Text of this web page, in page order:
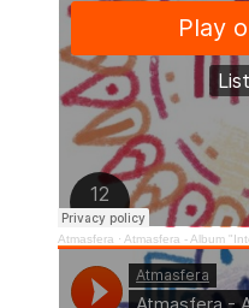
Atmasfera · Atmasfera - Album